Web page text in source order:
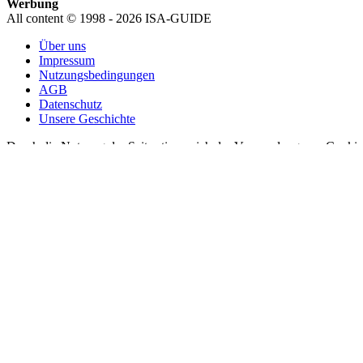
Werbung
All content © 1998 - 2026 ISA-GUIDE
Über uns
Impressum
Nutzungsbedingungen
AGB
Datenschutz
Unsere Geschichte
Durch die Nutzung der Seite stimme ich der Verwendung von